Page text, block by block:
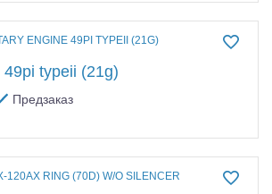
typeii (21g)
Предзаказ